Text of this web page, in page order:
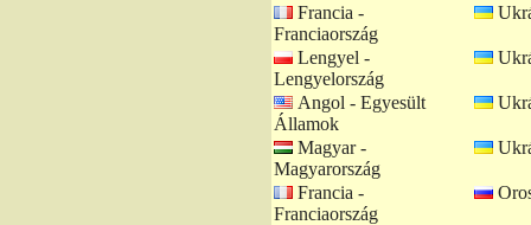
Francia -
Franciaország
Lengyel -
Lengyelország
Angol - Egyesült
Államok
Magyar -
Magyarország
Francia -
Franciaország